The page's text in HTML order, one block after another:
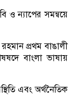
ও ন্যাপের সমন্বয়ে
প্রথম বাঙালী
বাংলা ভাষায়
এবং অর্থনৈতিক